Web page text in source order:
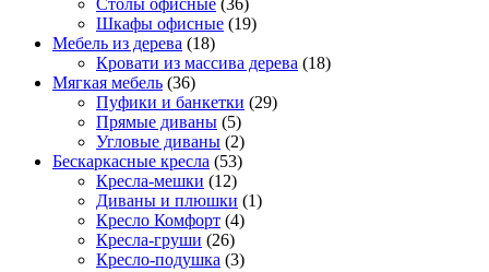
Столы офисные (36)
Шкафы офисные (19)
Мебель из дерева (18)
Кровати из массива дерева (18)
Мягкая мебель (36)
Пуфики и банкетки (29)
Прямые диваны (5)
Угловые диваны (2)
Бескаркасные кресла (53)
Кресла-мешки (12)
Диваны и плюшки (1)
Кресло Комфорт (4)
Кресла-груши (26)
Кресло-подушка (3)